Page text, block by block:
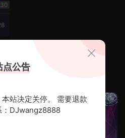
30
免费分享·轻音乐串烧
免费
点公告
站决定关停。 需要退款
：DJwangz8888